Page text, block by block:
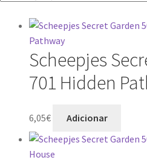
Scheepjes
701 Hidden
6,05€ Adicionar